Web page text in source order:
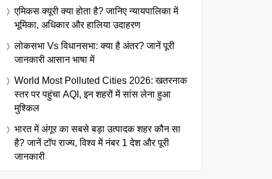
एमिकस क्यूरी क्या होता है? जानिए न्यायपालिका में
भूमिका, अधिकार और हालिया उदाहरण
लोकसभा Vs विधानसभा: क्या है अंतर? जानें पूरी
जानकारी आसान भाषा में
World Most Polluted Cities 2026: खतरनाक
स्तर पर पहुंचा AQI, इन शहरों में सांस लेना हुआ
मुश्किल
भारत में अंगूर का सबसे बड़ा उत्पादक शहर कौन सा
है? जानें टॉप राज्य, विश्व में नंबर 1 देश और पूरी
जानकारी